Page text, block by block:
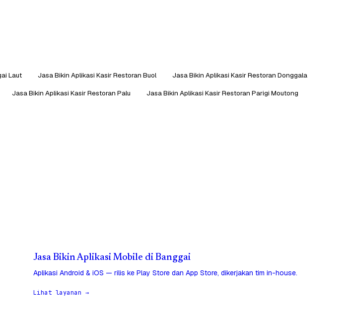
Laut Jasa Bikin Aplikasi Kasir Restoran Buol
Jasa Bikin Aplikasi Kasir Restoran Donggala
Jasa Bikin Aplikasi Kasir Restoran Palu Jasa Bikin Aplikasi Kasir Restoran Parigi Moutong
Jasa Bikin Aplikasi Mobile di Banggai
Aplikasi Android & iOS — rilis ke Play Store dan App Store, dikerjakan tim in-house.
Lihat layanan →